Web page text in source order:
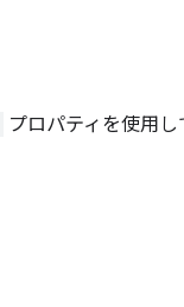
プロパティを使用